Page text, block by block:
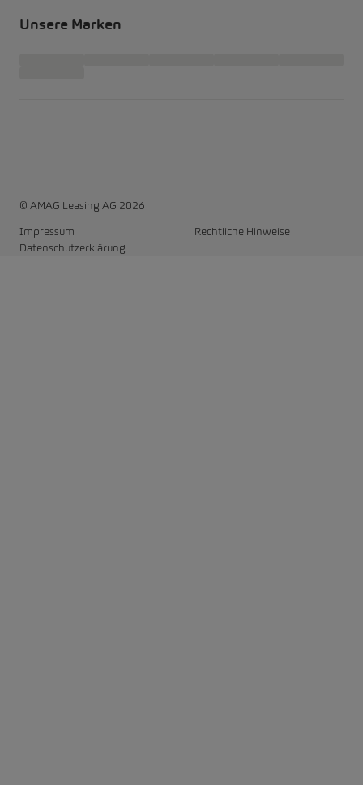
Unsere Marken
© AMAG Leasing AG 2026
Impressum
Rechtliche Hinweise
Datenschutzerklärung